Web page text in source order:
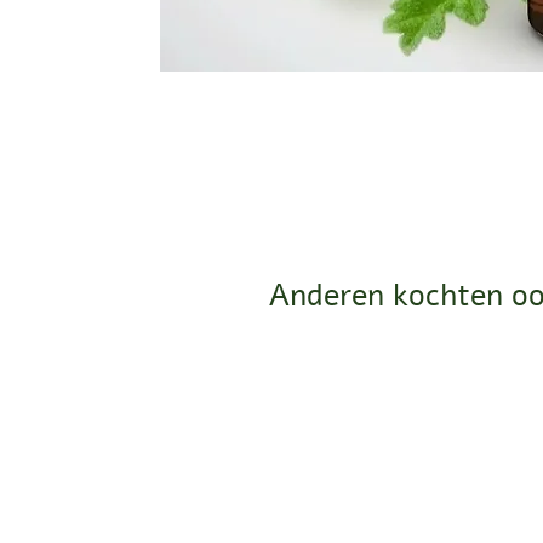
Anderen kochten